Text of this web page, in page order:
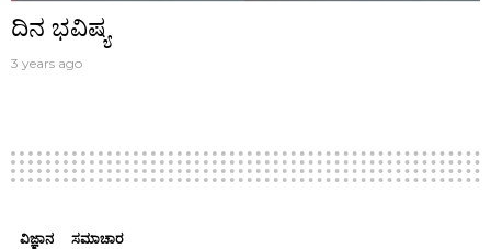
ದಿನ ಭವಿಷ್ಯ
3 years ago
ವಿಜ್ಞಾನ ಸಮಾಚಾರ